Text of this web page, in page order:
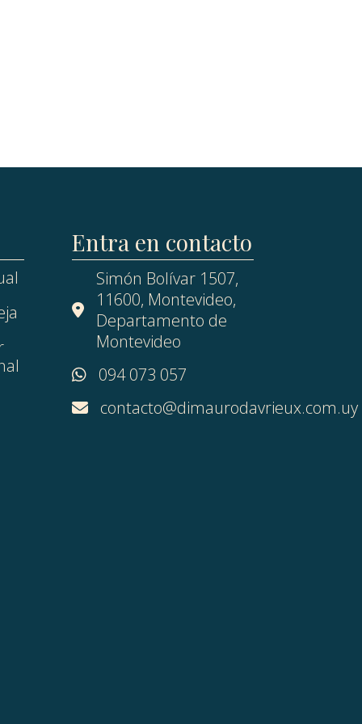
Entra en contacto
Simón Bolívar 1507,
11600, Montevideo,
Departamento de
Montevideo
094 073 057
contacto@dimaurodavrieux.com.uy